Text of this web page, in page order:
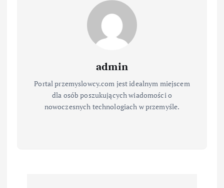
admin
Portal przemyslowcy.com jest idealnym miejscem
dla osób poszukujących wiadomości o
nowoczesnych technologiach w przemyśle.